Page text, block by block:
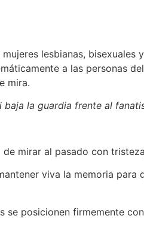
lesbianas, bisexuales
a las personas
mira.
la guardia frente al
mirar al pasado con
viva la memoria para
se posicionen firmemente